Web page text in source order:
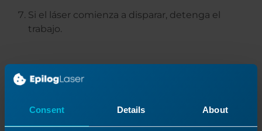
Consent Details About
Si el láser comienza a disparar, detenga el
trabajo.
Conclusión